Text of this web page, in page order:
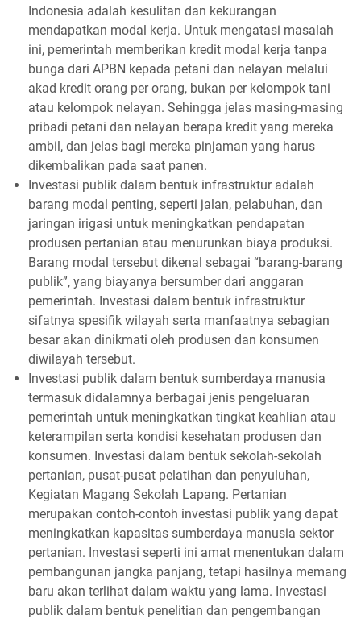
Indonesia adalah kesulitan dan kekurangan
mendapatkan modal kerja. Untuk mengatasi masalah
ini, pemerintah memberikan kredit modal kerja tanpa
bunga dari APBN kepada petani dan nelayan melalui
akad kredit orang per orang, bukan per kelompok tani
atau kelompok nelayan. Sehingga jelas masing-masing
pribadi petani dan nelayan berapa kredit yang mereka
ambil, dan jelas bagi mereka pinjaman yang harus
dikembalikan pada saat panen.
Investasi publik dalam bentuk infrastruktur adalah
barang modal penting, seperti jalan, pelabuhan, dan
jaringan irigasi untuk meningkatkan pendapatan
produsen pertanian atau menurunkan biaya produksi.
Barang modal tersebut dikenal sebagai “barang-barang
publik”, yang biayanya bersumber dari anggaran
pemerintah. Investasi dalam bentuk infrastruktur
sifatnya spesifik wilayah serta manfaatnya sebagian
besar akan dinikmati oleh produsen dan konsumen
diwilayah tersebut.
Investasi publik dalam bentuk sumberdaya manusia
termasuk didalamnya berbagai jenis pengeluaran
pemerintah untuk meningkatkan tingkat keahlian atau
keterampilan serta kondisi kesehatan produsen dan
konsumen. Investasi dalam bentuk sekolah-sekolah
pertanian, pusat-pusat pelatihan dan penyuluhan,
Kegiatan Magang Sekolah Lapang. Pertanian
merupakan contoh-contoh investasi publik yang dapat
meningkatkan kapasitas sumberdaya manusia sektor
pertanian. Investasi seperti ini amat menentukan dalam
pembangunan jangka panjang, tetapi hasilnya memang
baru akan terlihat dalam waktu yang lama. Investasi
publik dalam bentuk penelitian dan pengembangan